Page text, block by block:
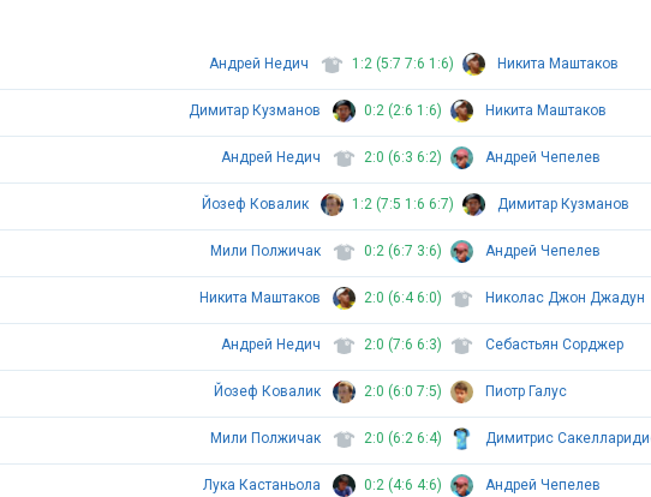
Андрей Недич 1:2 (5:7 7:6 1:6) Никита Маштаков
Димитар Кузманов 0:2 (2:6 1:6) Никита Маштаков
Андрей Недич 2:0 (6:3 6:2) Андрей Чепелев
Йозеф Ковалик 1:2 (7:5 1:6 6:7) Димитар Кузманов
Мили Полжичак 0:2 (6:7 3:6) Андрей Чепелев
Никита Маштаков 2:0 (6:4 6:0) Николас Джон Джадун
Андрей Недич 2:0 (7:6 6:3) Себастьян Сорджер
Йозеф Ковалик 2:0 (6:0 7:5) Пиотр Галус
Мили Полжичак 2:0 (6:2 6:4) Димитрис
Лука Кастаньола 0:2 (4:6 4:6) Андрей Чепелев